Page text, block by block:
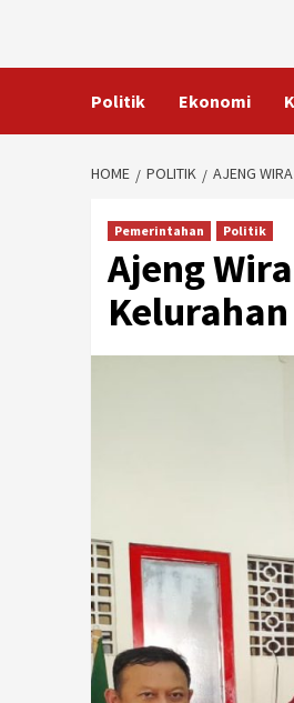
Politik Ekonomi
HOME POLITIK AJENG
Pemerintahan Politik
Ajeng